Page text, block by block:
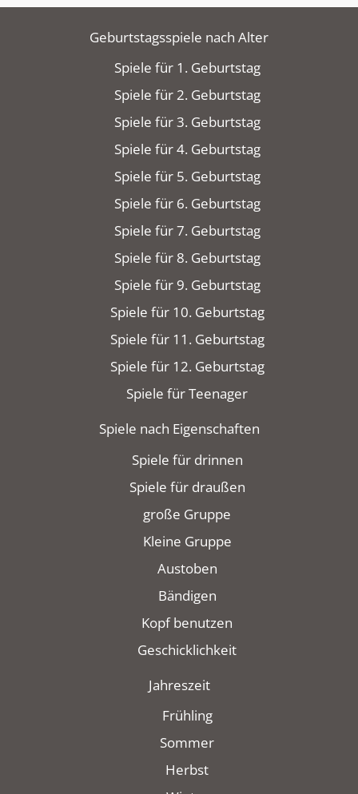
Geburtstagsspiele nach Alter
Spiele für 1. Geburtstag
Spiele für 2. Geburtstag
Spiele für 3. Geburtstag
Spiele für 4. Geburtstag
Spiele für 5. Geburtstag
Spiele für 6. Geburtstag
Spiele für 7. Geburtstag
Spiele für 8. Geburtstag
Spiele für 9. Geburtstag
Spiele für 10. Geburtstag
Spiele für 11. Geburtstag
Spiele für 12. Geburtstag
Spiele für Teenager
Spiele nach Eigenschaften
Spiele für drinnen
Spiele für draußen
große Gruppe
Kleine Gruppe
Austoben
Bändigen
Kopf benutzen
Geschicklichkeit
Jahreszeit
Frühling
Sommer
Herbst